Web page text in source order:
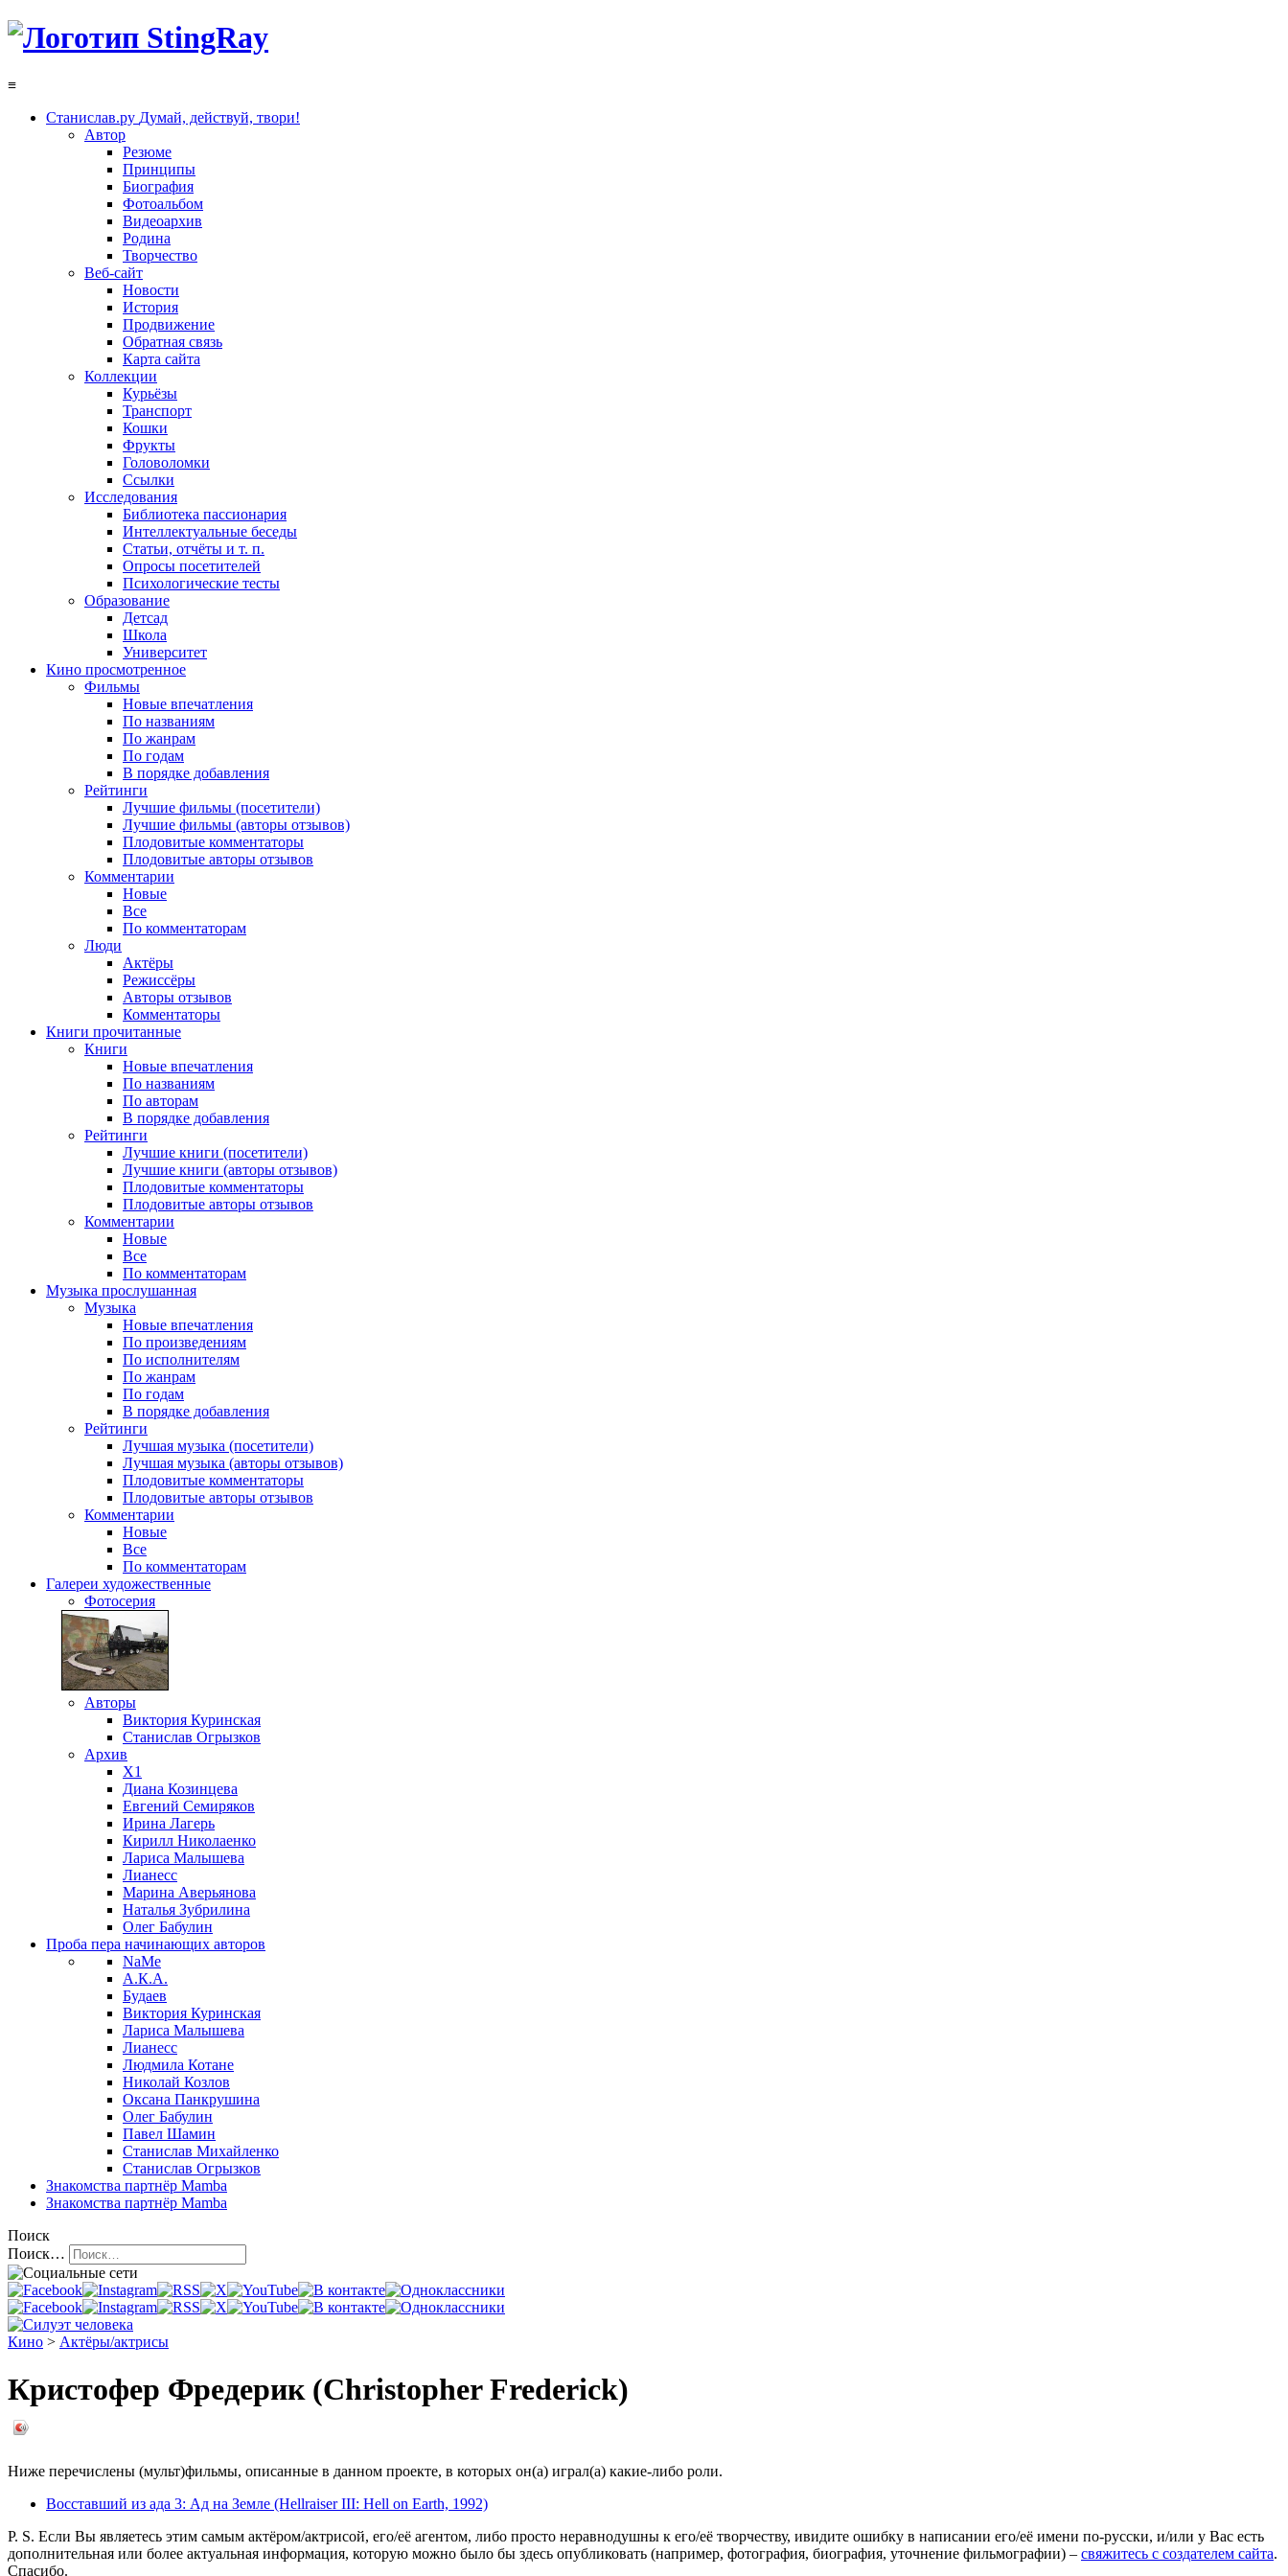
≡
Станислав.ру Думай, действуй, твори!
Автор
Резюме
Принципы
Биография
Фотоальбом
Видеоархив
Родина
Творчество
Веб-сайт
Новости
История
Продвижение
Обратная связь
Карта сайта
Коллекции
Курьёзы
Транспорт
Кошки
Фрукты
Головоломки
Ссылки
Исследования
Библиотека пассионария
Интеллектуальные беседы
Статьи, отчёты и т. п.
Опросы посетителей
Психологические тесты
Образование
Детсад
Школа
Университет
Кино просмотренное
Фильмы
Новые впечатления
По названиям
По жанрам
По годам
В порядке добавления
Рейтинги
Лучшие фильмы (посетители)
Лучшие фильмы (авторы отзывов)
Плодовитые комментаторы
Плодовитые авторы отзывов
Комментарии
Новые
Все
По комментаторам
Люди
Актёры
Режиссёры
Авторы отзывов
Комментаторы
Книги прочитанные
Книги
Новые впечатления
По названиям
По авторам
В порядке добавления
Рейтинги
Лучшие книги (посетители)
Лучшие книги (авторы отзывов)
Плодовитые комментаторы
Плодовитые авторы отзывов
Комментарии
Новые
Все
По комментаторам
Музыка прослушанная
Музыка
Новые впечатления
По произведениям
По исполнителям
По жанрам
По годам
В порядке добавления
Рейтинги
Лучшая музыка (посетители)
Лучшая музыка (авторы отзывов)
Плодовитые комментаторы
Плодовитые авторы отзывов
Комментарии
Новые
Все
По комментаторам
Галереи художественные
Фотосерия
Авторы
Виктория Куринская
Станислав Огрызков
Архив
X1
Диана Козинцева
Евгений Семиряков
Ирина Лагерь
Кирилл Николаенко
Лариса Малышева
Лианесс
Марина Аверьянова
Наталья Зубрилина
Олег Бабулин
Проба пера начинающих авторов
NaMe
А.К.А.
Будаев
Виктория Куринская
Лариса Малышева
Лианесс
Людмила Котане
Николай Козлов
Оксана Панкрушина
Олег Бабулин
Павел Шамин
Станислав Михайленко
Станислав Огрызков
Знакомства партнёр Mamba
Знакомства партнёр Mamba
Поиск
Поиск…
Кино > Актёры/актрисы
Кристофер Фредерик (Christopher Frederick)
Ниже перечислены (мульт)фильмы, описанные в данном проекте, в которых он(а) играл(а) какие-либо роли.
Восставший из ада 3: Ад на Земле (Hellraiser III: Hell on Earth, 1992)
P. S. Если Вы являетесь этим самым актёром/актрисой, его/её агентом, либо просто неравнодушны к его/её творчеству, ивидите ошибку в написании его/её имени по-русски, и/или у Вас есть
дополнительная или более актуальная информация, которую можно было бы здесь опубликовать (например, фотография, биография, уточнение фильмографии) – свяжитесь с создателем сайта.
Спасибо.